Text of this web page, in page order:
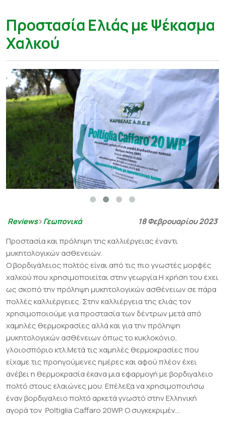
Προστασία Ελιάς με Ψέκασμα
Χαλκού
Reviews Γεωπονικά
18 Φεβρουαρίου 2023
Προστασία και πρόληψη της καλλιέργειας έναντι
μυκητολογικών ασθενειών.
Ο βορδιγάλειος πολτός είναι από τις πιο γνωστές μορφές
χαλκού που χρησιμοποιείται στην γεωργία.Η χρήση του έχει
ως σκοπό την πρόληψη μυκητολογικών ασθένειων σε πάρα
πολλές καλλιέργειες. Στην καλλιέργεια της ελιάς τον
χρησιμοποιούμε για προστασία των δέντρων μετά από
χαμηλές θερμοκρασίες αλλά και για την πρόληψη
μυκητολογικών ασθένειων όπως το κυκλοκόνιο,
γλοιοσπόριο κτλ.Μετά τις χαμηλές θερμοκρασίες που
είχαμε τις προηγούμενες ημέρες και αφού πλέον έχει
ανέβει η θερμοκρασία έκανα μια εφαρμογή με βορδιγαλειο
πολτό στους ελαιώνες μου. Επέλεξα να χρησιμοποιήσω
έναν βορδιγαλειο πολτό αρκετά γνωστό στην Ελληνική
αγορά τον Poltiglia Caffaro 20WP. Ο συγκεκριμέν...